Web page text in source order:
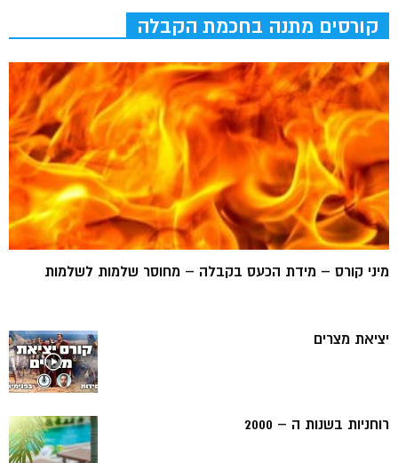
קורסים מתנה בחכמת הקבלה
מיני קורס – מידת הכעס בקבלה – מחוסר שלמות לשלמות
יציאת מצרים
רוחניות בשנות ה – 2000